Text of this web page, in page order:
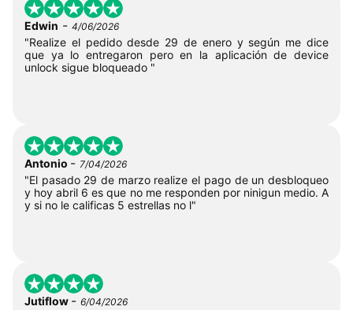
Edwin - 4/06/2026
"Realize el pedido desde 29 de enero y según me dice
que ya lo entregaron pero en la aplicación de device
unlock sigue bloqueado "
Antonio - 7/04/2026
"El pasado 29 de marzo realize el pago de un desbloqueo
y hoy abril 6 es que no me responden por ninigun medio. A
y si no le calificas 5 estrellas no l"
Jutiflow - 6/04/2026